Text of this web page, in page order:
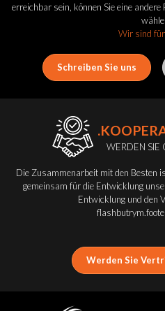
erreichbar sein, können Sie eine
Wir sind für
Schreiben Sie uns
WERDEN SIE
Die Zusammenarbeit mit den Besten
gemeinsam für die Entwicklung
Entwicklung und den
Werden Sie